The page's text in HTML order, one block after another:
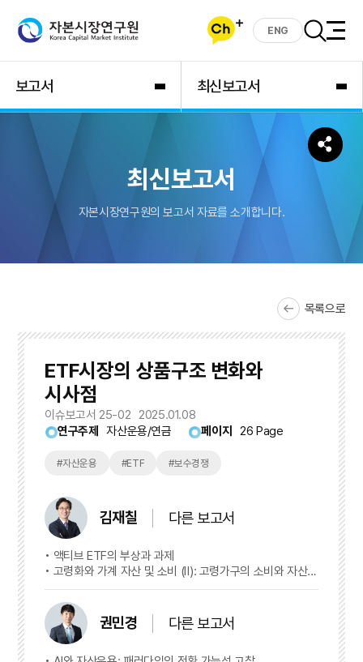
ENG
보고서 최신보고서
최신보고서
자본시장연구원의 보고서 자료를 소개합니다.
목록으로
ETF시장의 상품구조 변화와
시사점
이슈보고서 25-02 2025.01.08
연구주제
자산운용/연금 페이지 26 Page
#자산운용 #ETF #보수경쟁
김재칠 다른 보고서
액티브 ETF의 부상과 과제
고령화와 가계 자산 및 소비 (Ⅱ): 고령가구의 소비와 자산
권민경 다른 보고서